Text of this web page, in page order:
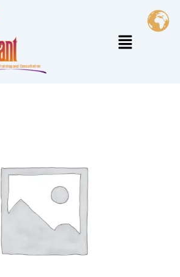
تخطي
المحتوى
القائمة